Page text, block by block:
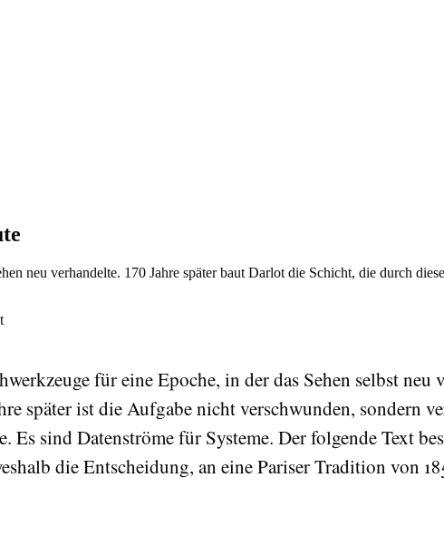
neu verhandelte. 170 Jahre später baut Darlot die Schicht, die durch
später ist die Aufgabe nicht verschwunden, sondern
sind Datenströme für Systeme. Der folgende Text
die Entscheidung, an eine Pariser Tradition von